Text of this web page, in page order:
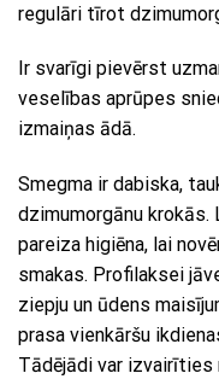
regulāri tīrot
Ir svarīgi pievērst
veselības aprūpes
izmaiņas ādā.
Smegma ir dabiska,
dzimumorgānu krokās.
pareiza higiēna, lai
smakas. Profilaksei
ziepju un ūdens
prasa vienkāršu
Tādējādi var